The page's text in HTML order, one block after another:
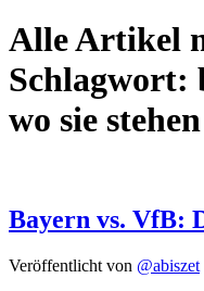
Alle Artikel
Schlagwort:
wo sie stehen
Bayern vs. VfB:
Veröffentlicht von @abiszet